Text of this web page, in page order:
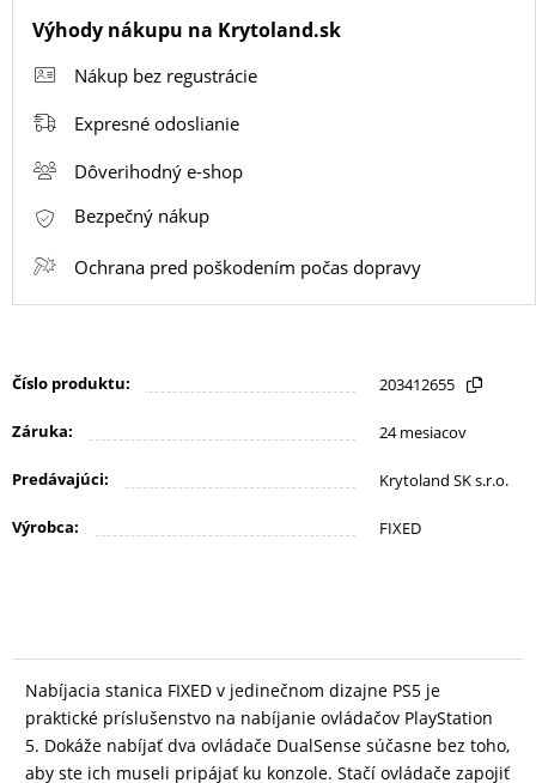
FOTO,
AUDIO-
ŠTÝL
ZDRAVIE
Výhody nákupu na Krytoland.sk
Nákup bez regustrácie
Expresné odoslianie
Dôverihodný e-shop
Bezpečný nákup
Ochrana pred poškodením počas dopravy
Číslo produktu: 203412655
Záruka: 24 mesiacov
Predávajúci: Krytoland SK s.r.o.
Výrobca: FIXED
Nabíjacia stanica FIXED v jedinečnom dizajne PS5 je
praktické príslušenstvo na nabíjanie ovládačov PlayStation
5. Dokáže nabíjať dva ovládače DualSense súčasne bez toho,
aby ste ich museli pripájať ku konzole. Stačí ovládače zapojiť